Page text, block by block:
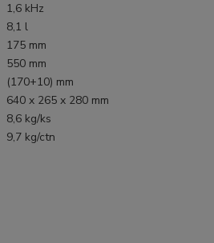
1,6 kHz
8,1 l
175 mm
550 mm
(170+10) mm
640 x 265 x 280 mm
8,6 kg/ks
9,7 kg/ctn